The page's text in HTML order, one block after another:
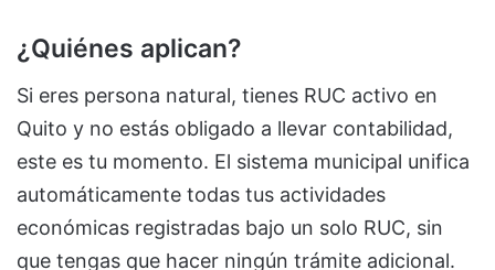
¿Quiénes aplican?
Si eres persona natural, tienes RUC activo en
Quito y no estás obligado a llevar contabilidad,
este es tu momento. El sistema municipal unifica
automáticamente todas tus actividades
económicas registradas bajo un solo RUC, sin
que tengas que hacer ningún trámite adicional.